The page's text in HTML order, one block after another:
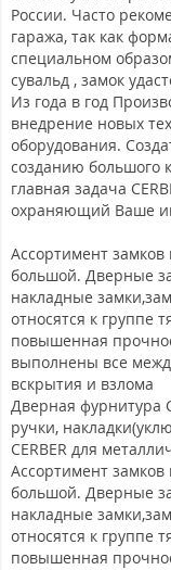
России. Часто
гаража, так как
специальном
сувальд , замок
Из года в год
внедрение новых
оборудования.
созданию большого
главная задача
охраняющий Ваше
Ассортимент
большой. Дверные
накладные
относятся к группе
повышенная
выполнены все
вскрытия и взлома
Дверная фурнитура
ручки,
CERBER для
Ассортимент
большой. Дверные
накладные
относятся к группе
повышенная